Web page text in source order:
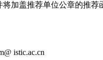
加盖推荐单位公章的推荐
istic.ac.cn